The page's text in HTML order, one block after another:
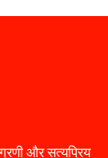
और सत्यप्रिय